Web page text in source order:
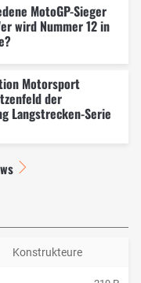
MotoGP-Sieger
wird Nummer 12 in
Motorsport
der
Langstrecken-Serie
Konstrukteure